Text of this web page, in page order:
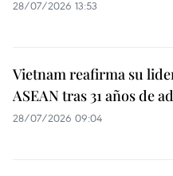
28/07/2026 13:53
Vietnam reafirma su
ASEAN tras 31 años de
28/07/2026 09:04